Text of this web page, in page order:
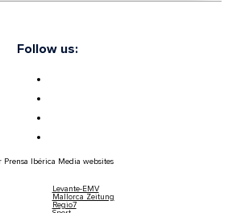
Follow us:
Prensa Ibérica Media websites
Levante-EMV
Mallorca Zeitung
Regio7